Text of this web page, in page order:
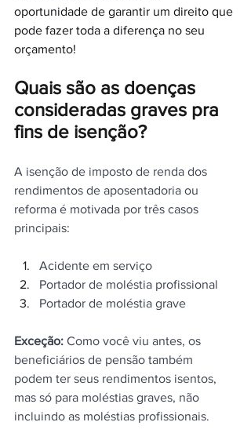
oportunidade de garantir um direito que
pode fazer toda a diferença no seu
orçamento!
Quais são as doenças
consideradas graves pra
fins de isenção?
A isenção de imposto de renda dos
rendimentos de aposentadoria ou
reforma é motivada por três casos
principais:
Acidente em serviço
Portador de moléstia profissional
Portador de moléstia grave
Exceção: Como você viu antes, os
beneficiários de pensão também
podem ter seus rendimentos isentos,
mas só para moléstias graves, não
incluindo as moléstias profissionais.